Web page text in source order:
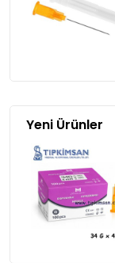
Yeni Ürünler